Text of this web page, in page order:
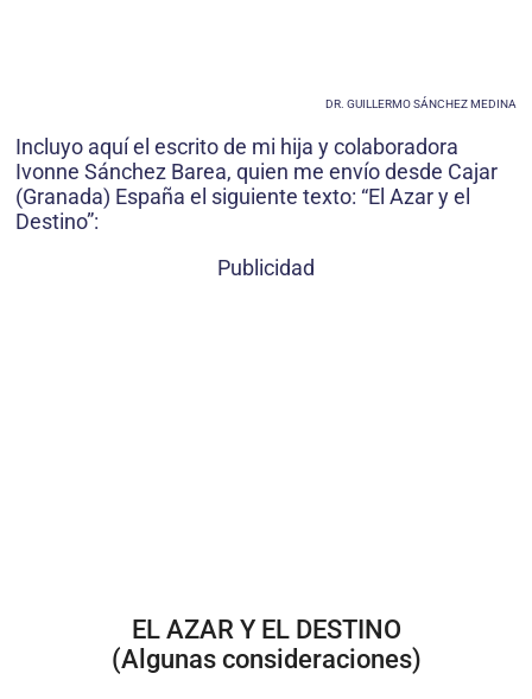
DR. GUILLERMO SÁNCHEZ MEDINA
Incluyo aquí el escrito de mi hija y colaboradora
Ivonne Sánchez Barea, quien me envío desde Cajar
(Granada) España el siguiente texto: “El Azar y el
Destino”:
Publicidad
EL AZAR Y EL DESTINO
(Algunas consideraciones)